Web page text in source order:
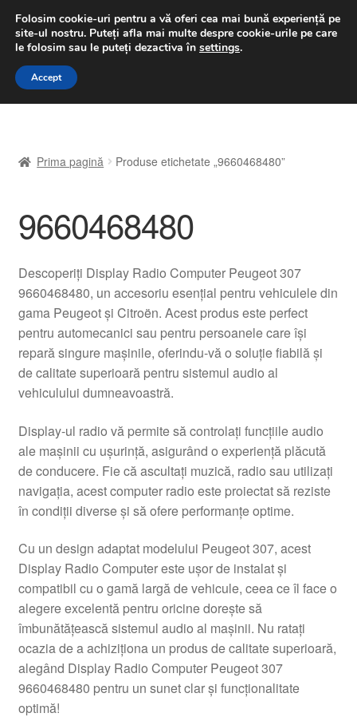
LIVRARE de la 33 lei
luni-vineri 9 a.m. - 4 p.m.031 229 6816
Sari
Sari
A lua legatura
Contul meu
Despre noi
Finalizare comandă
Livrare
Livrare în toată lumea
Plângere
Plățile
Politică de confidențialitate
Procedura de reclamație
Termeni si conditii
Prima pagină Produse etichetate „9660468480”
9660468480
Descoperiți Display Radio Computer Peugeot 307
9660468480, un accesoriu esențial pentru vehiculele din
gama Peugeot și Citroën. Acest produs este perfect
pentru automecanici sau pentru persoanele care își
repară singure mașinile, oferindu-vă o soluție fiabilă și
de calitate superioară pentru sistemul audio al
vehiculului dumneavoastră.
Display-ul radio vă permite să controlați funcțiile audio
ale mașinii cu ușurință, asigurând o experiență plăcută
de conducere. Fie că ascultați muzică, radio sau utilizați
navigația, acest computer radio este proiectat să reziste
în condiții diverse și să ofere performanțe optime.
Cu un design adaptat modelului Peugeot 307, acest
Display Radio Computer este ușor de instalat și
compatibil cu o gamă largă de vehicule, ceea ce îl face o
alegere excelentă pentru oricine dorește să
îmbunătățească sistemul audio al mașinii. Nu ratați
ocazia de a achiziționa un produs de calitate superioară,
alegând Display Radio Computer Peugeot 307
9660468480 pentru un sunet clar și funcționalitate
optimă!
Folosim cookie-uri pentru a vă oferi cea mai bună experiență pe
site-ul nostru. Puteți afla mai multe despre cookie-urile pe care
le folosim sau le puteți dezactiva în settings.
Accept